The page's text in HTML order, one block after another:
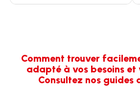
Comment trouver
adapté à vos besoins et
Consultez nos guides